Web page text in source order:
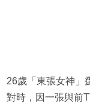
26歲「東張女神」
對時，因一張與前